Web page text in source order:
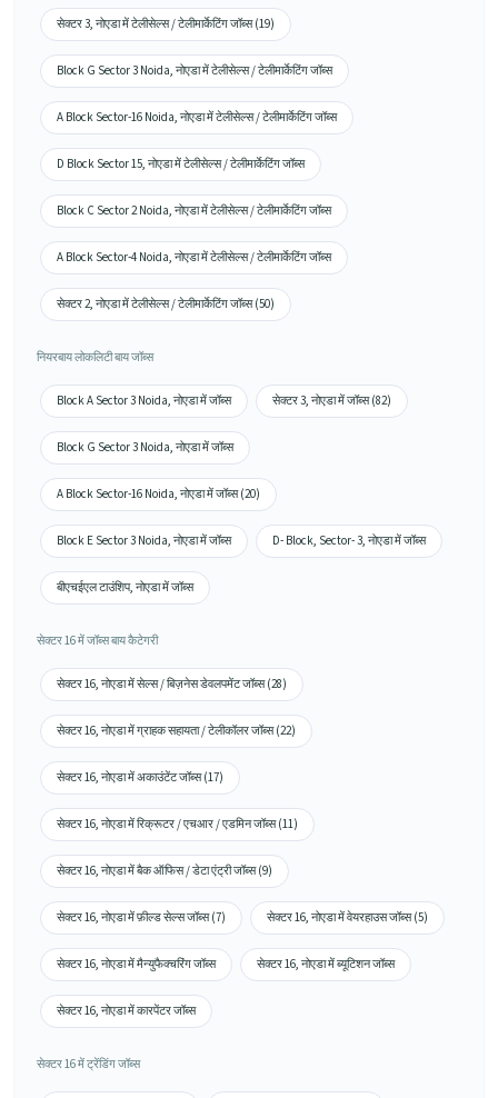
सेक्टर 3, नोएडा में टेलीसेल्स / टेलीमार्केटिंग जॉब्स (19)
Block G Sector 3 Noida, नोएडा में टेलीसेल्स / टेलीमार्केटिंग जॉब्स
A Block Sector-16 Noida, नोएडा में टेलीसेल्स / टेलीमार्केटिंग जॉब्स
D Block Sector 15, नोएडा में टेलीसेल्स / टेलीमार्केटिंग जॉब्स
Block C Sector 2 Noida, नोएडा में टेलीसेल्स / टेलीमार्केटिंग जॉब्स
A Block Sector-4 Noida, नोएडा में टेलीसेल्स / टेलीमार्केटिंग जॉब्स
सेक्टर 2, नोएडा में टेलीसेल्स / टेलीमार्केटिंग जॉब्स (50)
नियरबाय लोकलिटी बाय जॉब्स
Block A Sector 3 Noida, नोएडा में जॉब्स सेक्टर 3, नोएडा में जॉब्स (82)
Block G Sector 3 Noida, नोएडा में जॉब्स
A Block Sector-16 Noida, नोएडा में जॉब्स (20)
Block E Sector 3 Noida, नोएडा में जॉब्स D- Block, Sector- 3, नोएडा में जॉब्स
बीएचईएल टाउंशिप, नोएडा में जॉब्स
सेक्टर 16 में जॉब्स बाय कैटेगरी
सेक्टर 16, नोएडा में सेल्स / बिज़नेस डेवलपमेंट जॉब्स (28)
सेक्टर 16, नोएडा में ग्राहक सहायता / टेलीकॉलर जॉब्स (22)
सेक्टर 16, नोएडा में अकाउंटेंट जॉब्स (17)
सेक्टर 16, नोएडा में रिक्रूटर / एचआर / एडमिन जॉब्स (11)
सेक्टर 16, नोएडा में बैक ऑफिस / डेटा एंट्री जॉब्स (9)
सेक्टर 16, नोएडा में फ़ील्ड सेल्स जॉब्स (7) सेक्टर 16, नोएडा में वेयरहाउस जॉब्स (5)
सेक्टर 16, नोएडा में मैन्युफैक्चरिंग जॉब्स सेक्टर 16, नोएडा में ब्यूटिशन जॉब्स
सेक्टर 16, नोएडा में कारपेंटर जॉब्स
सेक्टर 16 में ट्रेंडिंग जॉब्स